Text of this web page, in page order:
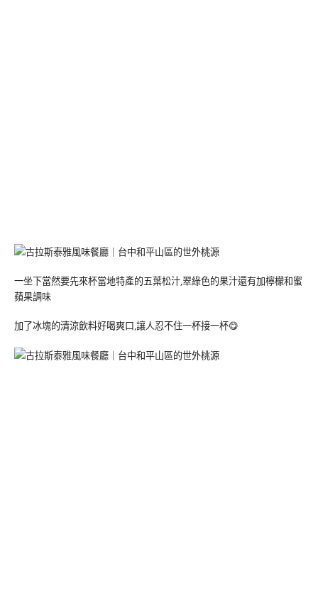
一坐下當然要先來杯當地特產的五葉松汁,翠綠色的果汁還有加檸檬和蜜
蘋果調味
加了冰塊的清涼飲料好喝爽口,讓人忍不住一杯接一杯😋